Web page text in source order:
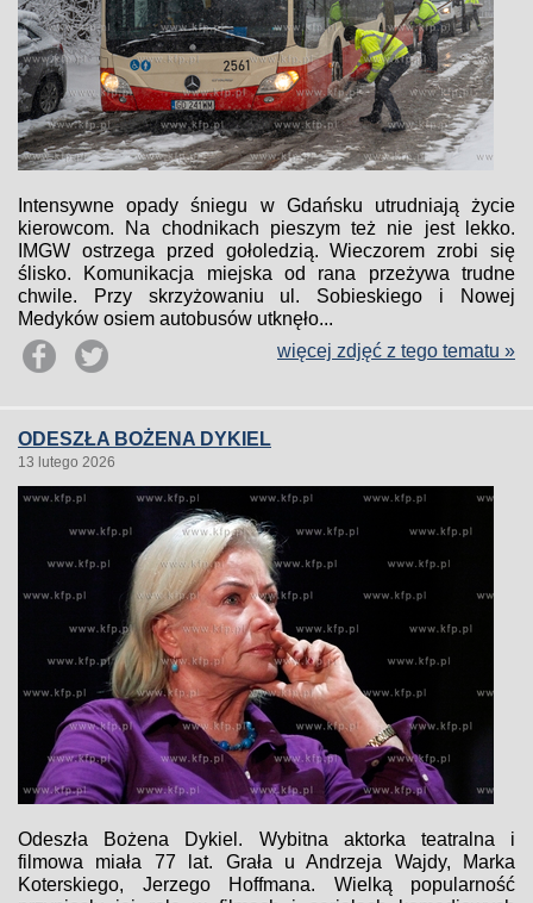
Intensywne opady śniegu w Gdańsku utrudniają życie
kierowcom. Na chodnikach pieszym też nie jest lekko.
IMGW ostrzega przed gołoledzią. Wieczorem zrobi się
ślisko. Komunikacja miejska od rana przeżywa trudne
chwile. Przy skrzyżowaniu ul. Sobieskiego i Nowej
Medyków osiem autobusów utknęło...
więcej zdjęć z tego tematu »
ODESZŁA BOŻENA DYKIEL
13 lutego 2026
Odeszła Bożena Dykiel. Wybitna aktorka teatralna i
filmowa miała 77 lat. Grała u Andrzeja Wajdy, Marka
Koterskiego, Jerzego Hoffmana. Wielką popularność